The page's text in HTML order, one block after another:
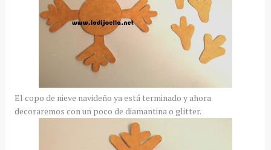
El copo de nieve navideño ya está terminado y ahora
decoraremos con un poco de diamantina o glitter.